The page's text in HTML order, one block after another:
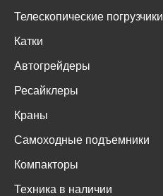
Телескопические погрузчики
Катки
Автогрейдеры
Ресайклеры
Краны
Самоходные подъемники
Компакторы
Техника в наличии